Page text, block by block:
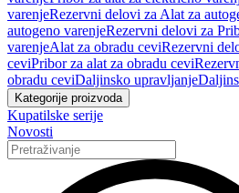
varenjeRezervni delovi za Alat za
autogeno varenjeRezervni delovi za
varenjeAlat za obradu ceviRezervni
ceviPribor za alat za obradu cevi
obradu ceviDaljinsko upravljanje
Kategorije proizvoda
Kupatilske serije
Novosti